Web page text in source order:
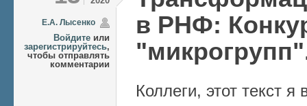
Е.А. Лысенко
Войдите или
зарегистрируйтесь,
чтобы отправлять
комментарии
в РНФ:
Коллеги, этот текст